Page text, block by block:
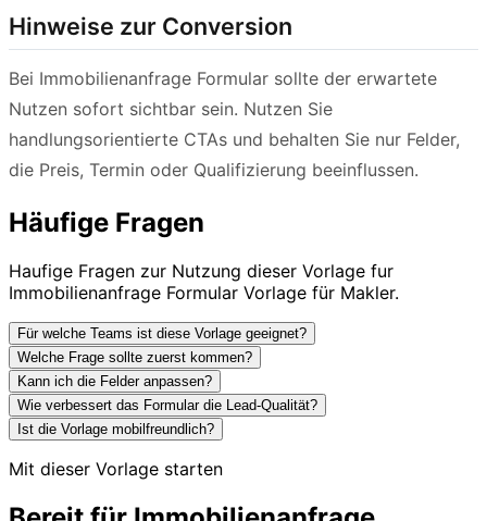
Hinweise zur Conversion
Bei Immobilienanfrage Formular sollte der erwartete
Nutzen sofort sichtbar sein. Nutzen Sie
handlungsorientierte CTAs und behalten Sie nur Felder,
die Preis, Termin oder Qualifizierung beeinflussen.
Häufige Fragen
Haufige Fragen zur Nutzung dieser Vorlage fur
Immobilienanfrage Formular Vorlage für Makler.
Für welche Teams ist diese Vorlage geeignet?
Welche Frage sollte zuerst kommen?
Kann ich die Felder anpassen?
Wie verbessert das Formular die Lead-Qualität?
Ist die Vorlage mobilfreundlich?
Mit dieser Vorlage starten